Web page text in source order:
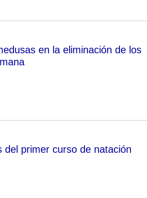
en la eliminación de los
del primer curso de natación